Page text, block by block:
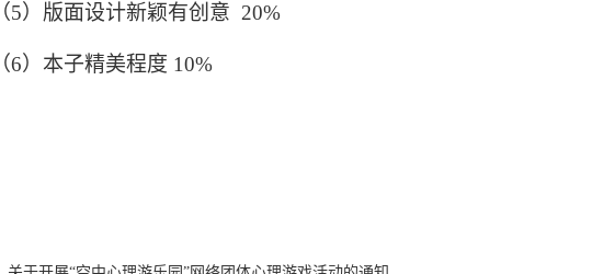
5）版面设计新颖有创意 20%
6）本子精美程度 10%